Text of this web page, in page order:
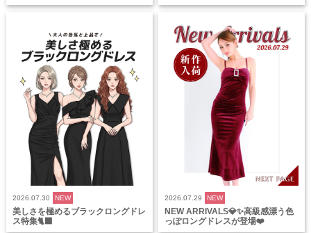
2026.07.30 NEW
美しさを極めるブラックロングドレ
ス特集🐈‍⬛
2026.07.29 NEW
NEW ARRIVALS💎✨高級感漂う色
っぽロングドレスが登場❤️